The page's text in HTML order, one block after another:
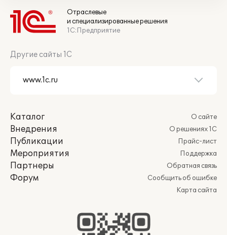
Отраслевые
и специализированные решения
1С:Предприятие
Другие сайты 1С
Каталог
Внедрения
Публикации
Мероприятия
Партнеры
Форум
О сайте
О решениях 1С
Прайс-лист
Поддержка
Обратная связь
Сообщить об ошибке
Карта сайта